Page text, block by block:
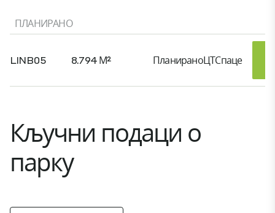
ПЛАНИРАНО
LINB05 8.794 М² ПланираноЦТСпаце
Кључни подаци о
парку